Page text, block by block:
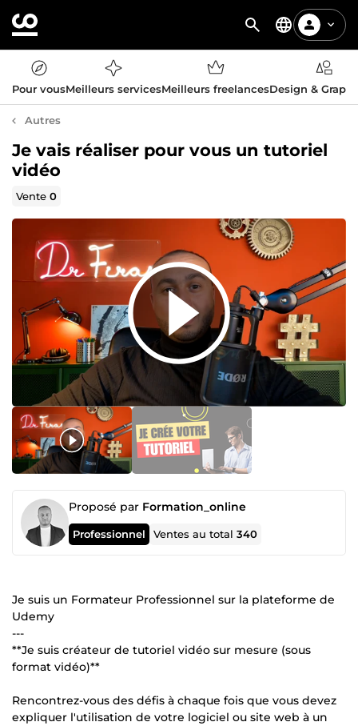
Pour vousMeilleurs servicesMeilleurs freelancesDesign &
Autres
Je vais réaliser pour vous un tutoriel
vidéo
Vente0
Proposé par Formation_online
Professionnel Ventes au total340
Je suis un Formateur Professionnel sur la plateforme de
Udemy
---
**Je suis créateur de tutoriel vidéo sur mesure (sous
format vidéo)**
Rencontrez-vous des défis à chaque fois que vous devez
expliquer l'utilisation de votre logiciel ou site web à un